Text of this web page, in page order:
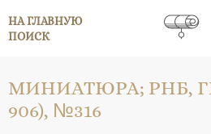
НА ГЛАВНУЮ
ПОИСК
МИНИАТЮРА; РНБ,
906), №316